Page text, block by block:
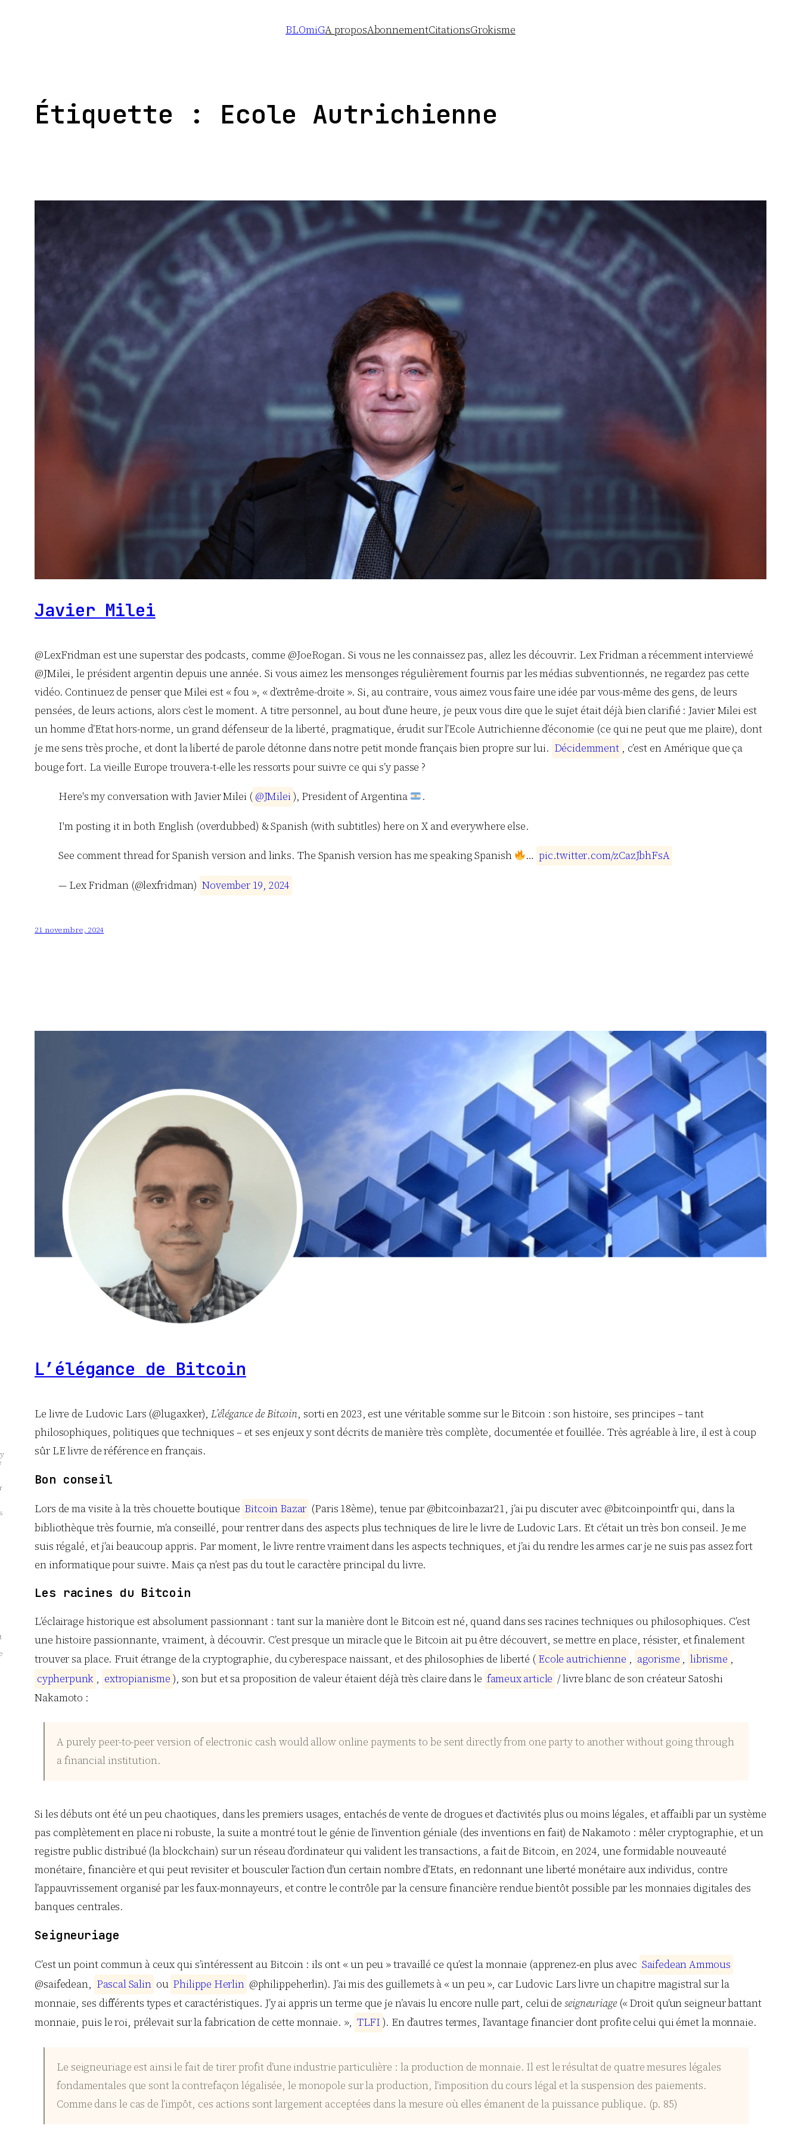
BLOmiGA proposAbonnementCitationsGrokisme
Étiquette : Ecole Autrichienne
Javier Milei
@LexFridman est une superstar des podcasts, comme @JoeRogan. Si vous ne les connaissez pas, allez les découvrir. Lex Fridman a récemment interviewé
@JMilei, le président argentin depuis une année. Si vous aimez les mensonges régulièrement fournis par les médias subventionnés, ne regardez pas cette
vidéo. Continuez de penser que Milei est « fou », « d’extrême-droite ». Si, au contraire, vous aimez vous faire une idée par vous-même des gens, de leurs
pensées, de leurs actions, alors c’est le moment. A titre personnel, au bout d’une heure, je peux vous dire que le sujet était déjà bien clarifié : Javier Milei est
un homme d’Etat hors-norme, un grand défenseur de la liberté, pragmatique, érudit sur l’Ecole Autrichienne d’économie (ce qui ne peut que me plaire), dont
je me sens très proche, et dont la liberté de parole détonne dans notre petit monde français bien propre sur lui. Décidemment , c’est en Amérique que ça
bouge fort. La vieille Europe trouvera-t-elle les ressorts pour suivre ce qui s’y passe ?
Here's my conversation with Javier Milei ( @JMilei), President of Argentina .
I'm posting it in both English (overdubbed) & Spanish (with subtitles) here on X and everywhere else.
See comment thread for Spanish version and links. The Spanish version has me speaking Spanish … pic.twitter.com/zCazJbhFsA
— Lex Fridman (@lexfridman) November 19, 2024
21 novembre, 2024
L’élégance de Bitcoin
Le livre de Ludovic Lars (@lugaxker),L’élégance de Bitcoin, sorti en 2023, est une véritable somme sur le Bitcoin : son histoire, ses principes – tant
philosophiques, politiques que techniques – et ses enjeux y sont décrits de manière très complète, documentée et fouillée. Très agréable à lire, il est à coup
sûr LE livre de référence en français.
Bon conseil
Lors de ma visite à la très chouette boutique Bitcoin Bazar (Paris 18ème), tenue par @bitcoinbazar21, j’ai pu discuter avec @bitcoinpointfr qui, dans la
bibliothèque très fournie, m’a conseillé, pour rentrer dans des aspects plus techniques de lire le livre de Ludovic Lars. Et c’était un très bon conseil. Je me
suis régalé, et j’ai beaucoup appris. Par moment, le livre rentre vraiment dans les aspects techniques, et j’ai du rendre les armes car je ne suis pas assez fort
en informatique pour suivre. Mais ça n’est pas du tout le caractère principal du livre.
Les racines du Bitcoin
L’éclairage historique est absolument passionnant : tant sur la manière dont le Bitcoin est né, quand dans ses racines techniques ou philosophiques. C’est
une histoire passionnante, vraiment, à découvrir. C’est presque un miracle que le Bitcoin ait pu être découvert, se mettre en place, résister, et finalement
trouver sa place. Fruit étrange de la cryptographie, du cyberespace naissant, et des philosophies de liberté ( Ecole autrichienne , agorisme , librisme ,
cypherpunk , extropianisme ), son but et sa proposition de valeur étaient déjà très claire dans le fameuxarticle / livre blanc de son créateur Satoshi
Nakamoto :
A purely peer-to-peer version of electronic cash would allow online payments to be sent directly from one party to another without going through
a financial institution.
Si les débuts ont été un peu chaotiques, dans les premiers usages, entachés de vente de drogues et d’activités plus ou moins légales, et affaibli par un système
pas complètement en place ni robuste, la suite a montré tout le génie de l’invention géniale (des inventions en fait) de Nakamoto : mêler cryptographie, et un
registre public distribué (la blockchain) sur un réseau d’ordinateur qui valident les transactions, a fait de Bitcoin, en 2024, une formidable nouveauté
monétaire, financière et qui peut revisiter et bousculer l’action d’un certain nombre d’Etats, en redonnant une liberté monétaire aux individus, contre
l’appauvrissement organisé par les faux-monnayeurs, et contre le contrôle par la censure financière rendue bientôt possible par les monnaies digitales des
banques centrales.
Seigneuriage
C’est un point commun à ceux qui s’intéressent au Bitcoin : ils ont « un peu » travaillé ce qu’est la monnaie (apprenez-en plus avec SaifedeanAmmous
@saifedean, PascalSalin ou Philippe Herlin @philippeherlin). J’ai mis des guillemets à « un peu », car Ludovic Lars livre un chapitre magistral sur la
monnaie, ses différents types et caractéristiques. J’y ai appris un terme que je n’avais lu encore nulle part, celui deseigneuriage(« Droit qu’un seigneur battant
monnaie, puis le roi, prélevait sur la fabrication de cette monnaie. », TLFI ). En d’autres termes, l’avantage financier dont profite celui qui émet la monnaie.
Le seigneuriage est ainsi le fait de tirer profit d’une industrie particulière : la production de monnaie. Il est le résultat de quatre mesures légales
fondamentales que sont la contrefaçon légalisée, le monopole sur la production, l’imposition du cours légal et la suspension des paiements.
Comme dans le cas de l’impôt, ces actions sont largement acceptées dans la mesure où elles émanent de la puissance publique. (p. 85)